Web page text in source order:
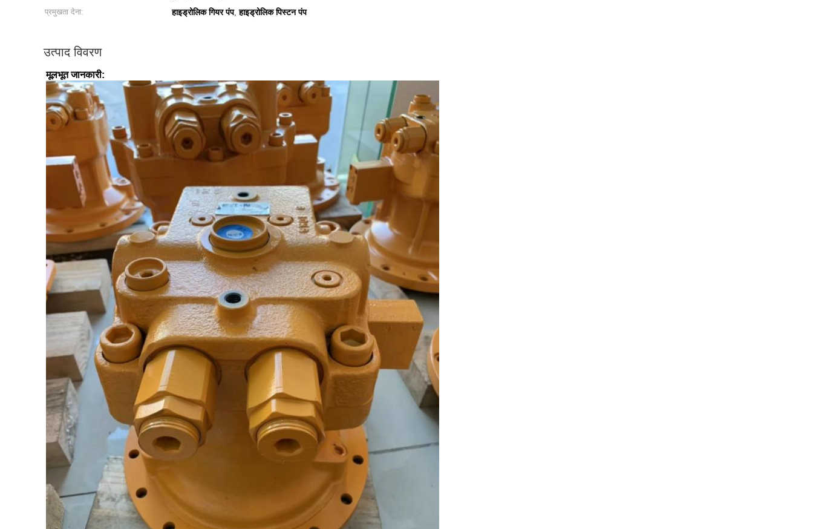
प्रमुखता देना:
हाइड्रोलिक गियर पंप,हाइड्रोलिक पिस्टन पंप
उत्पाद विवरण
मूलभूत जानकारी: